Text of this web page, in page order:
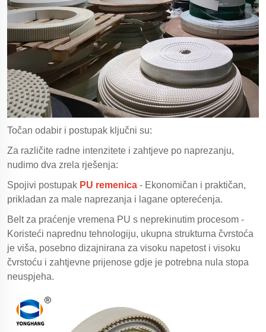
Točan odabir i postupak ključni su:
Za različite radne intenzitete i zahtjeve po naprezanju,
nudimo dva zrela rješenja:
Spojivi postupak PU remenica - Ekonomičan i praktičan,
prikladan za male naprezanja i lagane opterećenja.
Belt za praćenje vremena PU s neprekinutim procesom -
Koristeći naprednu tehnologiju, ukupna strukturna čvrstoća
je viša, posebno dizajnirana za visoku napetost i visoku
čvrstoću i zahtjevne prijenose gdje je potrebna nula stopa
neuspjeha.